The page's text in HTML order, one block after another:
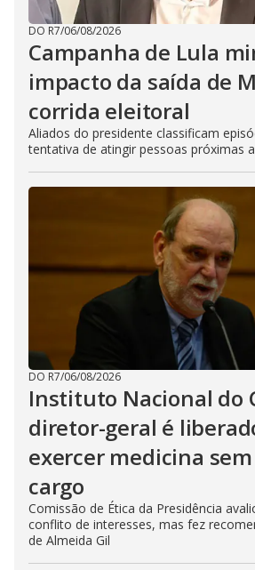
DO R7/06/08/2026
Campanha de Lula
impacto da saída de
corrida eleitoral
Aliados do presidente classificam
tentativa de atingir pessoas próximas
DO R7/06/08/2026
Instituto Nacional do
diretor-geral é
exercer medicina
cargo
Comissão de Ética da Presidência
conflito de interesses, mas fez
de Almeida Gil